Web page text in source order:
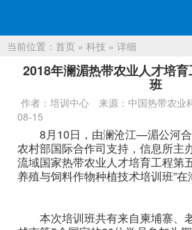
当前位置： 首页 » 科技 » 详细
2018年澜湄热带农业人才培
班
作者：培训中心 来源：中国热带农业
08-15
8月10日，由澜沧江—湄公河合
农村部国际合作司支持，信息所
流域国家热带农业人才培育工程第
养殖与饲料作物种植技术培训班”在
本次培训班共有来自柬埔寨、